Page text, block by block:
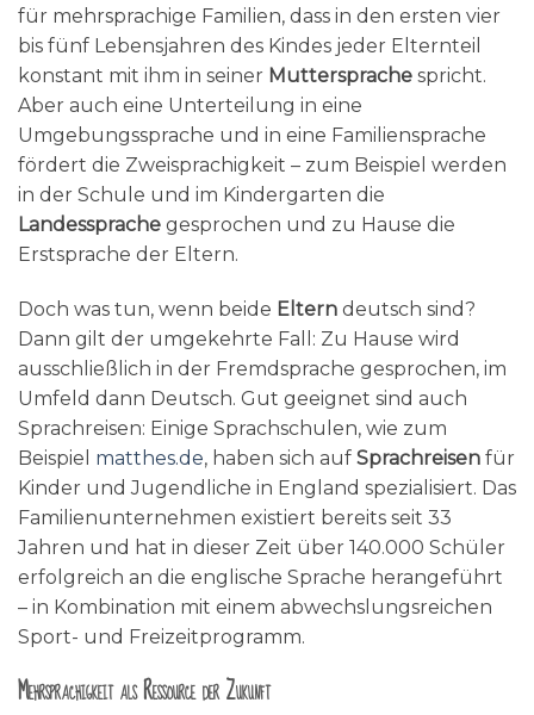
für mehrsprachige Familien, dass in den ersten vier
bis fünf Lebensjahren des Kindes jeder Elternteil
konstant mit ihm in seiner Muttersprache spricht.
Aber auch eine Unterteilung in eine
Umgebungssprache und in eine Familiensprache
fördert die Zweisprachigkeit – zum Beispiel werden
in der Schule und im Kindergarten die
Landessprache gesprochen und zu Hause die
Erstsprache der Eltern.
Doch was tun, wenn beide Eltern deutsch sind?
Dann gilt der umgekehrte Fall: Zu Hause wird
ausschließlich in der Fremdsprache gesprochen, im
Umfeld dann Deutsch. Gut geeignet sind auch
Sprachreisen: Einige Sprachschulen, wie zum
Beispiel matthes.de, haben sich auf Sprachreisen für
Kinder und Jugendliche in England spezialisiert. Das
Familienunternehmen existiert bereits seit 33
Jahren und hat in dieser Zeit über 140.000 Schüler
erfolgreich an die englische Sprache herangeführt
– in Kombination mit einem abwechslungsreichen
Sport- und Freizeitprogramm.
Mehrsprachigkeit als Ressource der Zukunft